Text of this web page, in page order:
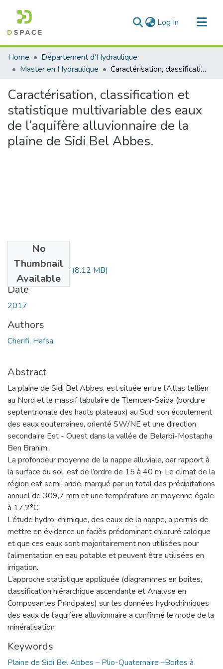
Log In (current)
Communities & Collections
All of DSpace
Home
Département d'Hydraulique
Master en Hydraulique
Caractérisation, classification et statistique multivariable des eaux de l’aquifère alluvionnaire de la plaine de Sidi Bel Abbes.
Caractérisation, classification et
statistique multivariable des eaux
de l’aquifère alluvionnaire de la
plaine de Sidi Bel Abbes.
No
Thumbnail
Available
Ms.Hyd.Cherifi.pdf(8.12 MB)
Date
2017
Authors
Cherifi, Hafsa
Abstract
La plaine de Sidi Bel Abbes, est située entre l’Atlas tellien
au Nord et le massif tabulaire de Tlemcen-Saida (bordure
septentrionale des hauts plateaux) au Sud, son écoulement
des eaux souterraines, orienté SW/NE et une direction
secondaire Est - Ouest dans la vallée de Belarbi-Mostapha
Ben Brahim.
La profondeur moyenne de la nappe alluviale, par rapport à
la surface du sol, est de l’ordre de 15 à 40 m. Le climat de la
région est semi-aride, marqué par un total des précipitations
annuel de 309,7 mm et une température en moyenne égale
à 17,2°C.
L’étude hydro-chimique, des eaux de la nappe, a permis de
mettre en évidence un faciès prédominant chloruré calcique
et que ces eaux sont majoritairement non utilisées pour
l’alimentation en eau potable et peuvent être utilisées en
irrigation.
L’approche statistique appliquée (diagrammes en boites,
classification hiérarchique ascendante et Analyse en
Composantes Principales) sur les données hydrochimiques
des eaux de l’aquifère alluvionnaire a confirmé le mode de la
minéralisation
Keywords
Plaine de Sidi Bel Abbes – Plio-Quaternaire –Boites à